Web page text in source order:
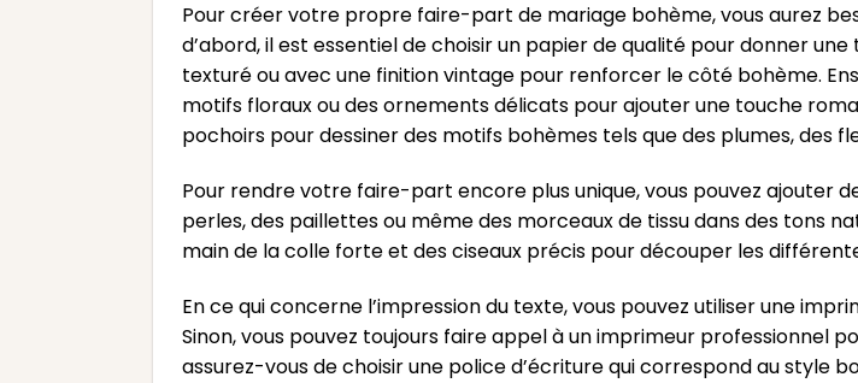
Pour créer votre propre faire-part de mariage bohème, vous aurez
d’abord, il est essentiel de choisir un papier de qualité pour donner
texturé ou avec une finition vintage pour renforcer le côté bohème.
motifs floraux ou des ornements délicats pour ajouter une touche
pochoirs pour dessiner des motifs bohèmes tels que des plumes, des
Pour rendre votre faire-part encore plus unique, vous pouvez ajouter
perles, des paillettes ou même des morceaux de tissu dans des tons
main de la colle forte et des ciseaux précis pour découper les
En ce qui concerne l’impression du texte, vous pouvez utiliser une
Sinon, vous pouvez toujours faire appel à un imprimeur professionnel
assurez-vous de choisir une police d’écriture qui correspond au style